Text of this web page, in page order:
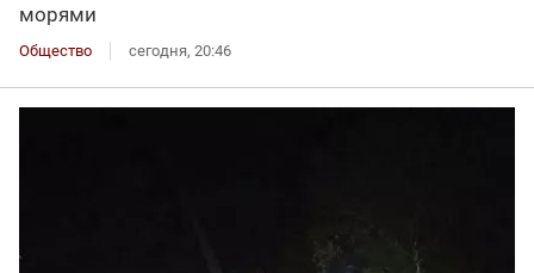
морями
Общество сегодня, 20:46